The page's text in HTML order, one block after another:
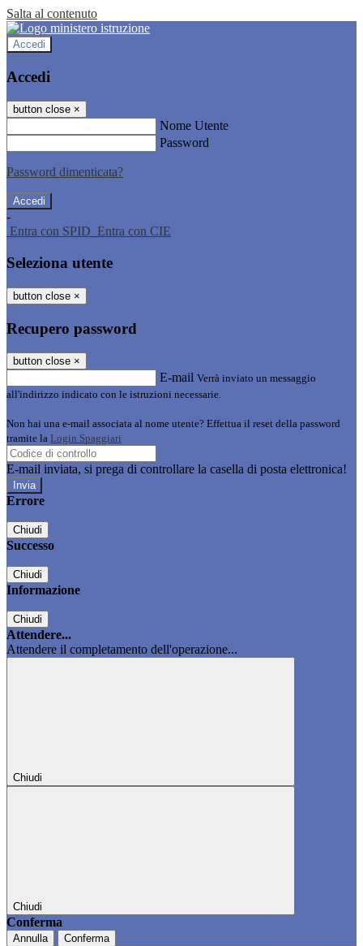
Salta al contenuto
Accedi
Accedi
button close ×
Nome Utente
Password
Password dimenticata?
-
Entra con SPID Entra con CIE
Seleziona utente
button close ×
Recupero password
button close ×
E-mail Verrà inviato un messaggio
all'indirizzo indicato con le istruzioni necessarie.
Non hai una e-mail associata al nome utente? Effettua il reset della password
tramite la Login Spaggiari
E-mail inviata, si prega di controllare la casella di posta elettronica!
Errore
Chiudi
Successo
Chiudi
Informazione
Chiudi
Attendere...
Attendere il completamento dell'operazione...
Chiudi
Chiudi
Conferma
Annulla Conferma